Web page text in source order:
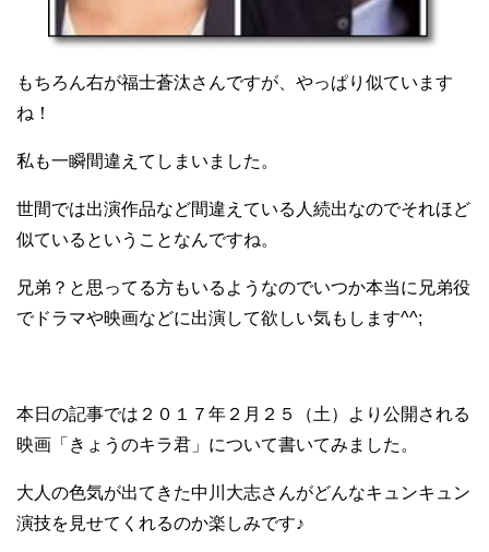
もちろん右が福士蒼汰さんですが、やっぱり似ています
ね！
私も一瞬間違えてしまいました。
世間では出演作品など間違えている人続出なのでそれほど
似ているということなんですね。
兄弟？と思ってる方もいるようなのでいつか本当に兄弟役
でドラマや映画などに出演して欲しい気もします^^;
本日の記事では２０１７年２月２５（土）より公開される
映画 「きょうのキラ君」について書いてみました。
大人の色気が出てきた中川大志さんがどんなキュンキュン
演技を見せてくれるのか楽しみです♪